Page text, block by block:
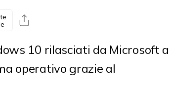
10 rilasciati da Microsoft a
operativo grazie al